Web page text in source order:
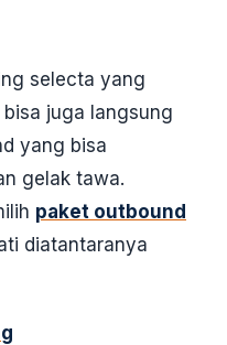
selecta yang
juga langsung
yang bisa
gelak tawa.
paket outbound
diatantaranya